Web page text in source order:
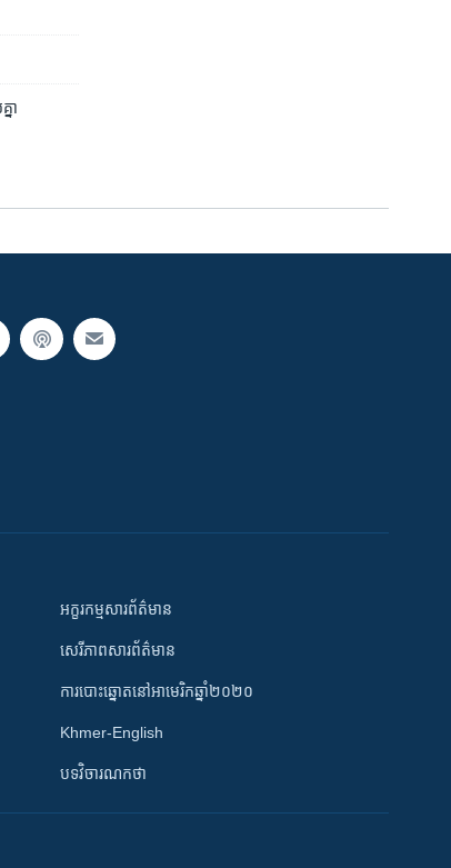
ា
អក្ខរកម្មសារព័ត៌មាន
សេរីភាពសារព័ត៌មាន
ការបោះឆ្នោតនៅអាមេរិកឆ្នាំ២០២០
Khmer-English
បទវិចារណកថា